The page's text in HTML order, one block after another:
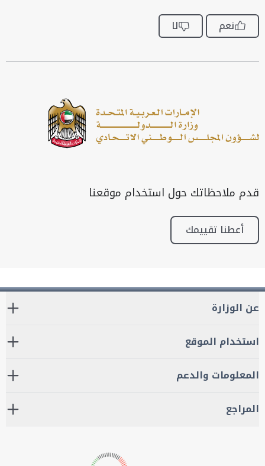
نعم لا
قدم ملاحظاتك حول استخدام موقعنا
أعطنا تقييمك
عن الوزارة
استخدام الموقع
المعلومات والدعم
المراجع